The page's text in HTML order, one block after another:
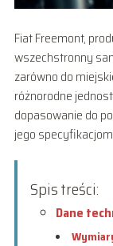
Fiat Freemont,
wszechstronny
zarówno do
różnorodne
dopasowanie do
jego
Spis treści:
Dane